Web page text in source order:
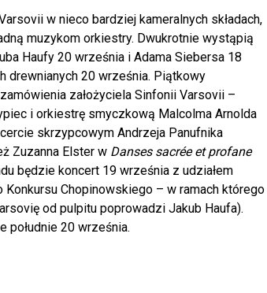
w nieco bardziej kameralnych składach,
muzykom orkiestry. Dwukrotnie wystąpią
Haufy 20 września i Adama Siebersa 18
drewnianych 20 września. Piątkowy
założyciela Sinfonii Varsovii –
i orkiestrę smyczkową Malcolma Arnolda
skrzypcowym Andrzeja Panufnika
Zuzanna Elster w Danses sacrée et profane
będzie koncert 19 września z udziałem
Chopinowskiego – w ramach którego
od pulpitu poprowadzi Jakub Haufa).
20 września.